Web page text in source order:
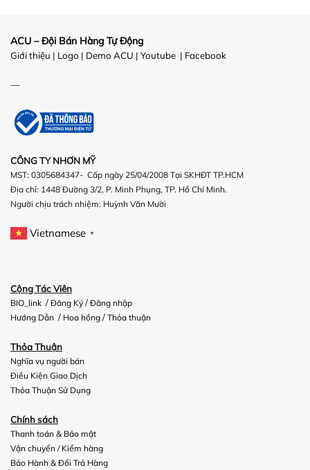
ACU – Đội Bán Hàng Tự Động
Giới thiệu | Logo | Demo ACU | Youtube | Facebook
—
CÔNG TY NHƠN MỸ
MST: 0305684347- Cấp ngày 25/04/2008 Tại SKHĐT TP.HCM
Địa chỉ: 1448 Đường 3/2, P. Minh Phụng, TP. Hồ Chí Minh.
Người chịu trách nhiệm: Huỳnh Văn Mười
Vietnamese ▼
Cộng Tác Viên
BIO_link / Đăng Ký / Đăng nhập
Hướng Dẫn / Hoa hồng / Thỏa thuận
Thỏa Thuận
Nghĩa vụ người bán
Điều Kiện Giao Dịch
Thỏa Thuận Sử Dụng
Chính sách
Thanh toán & Bảo mật
Vận chuyển / Kiểm hàng
Bảo Hành & Đổi Trả Hàng